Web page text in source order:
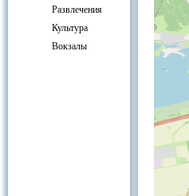
Развлечения
Культура
Вокзалы